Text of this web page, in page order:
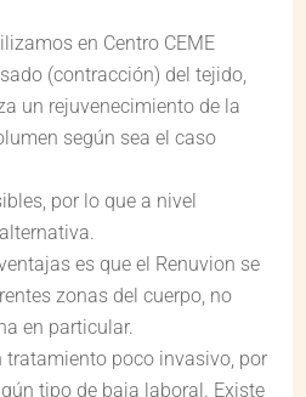
en Centro CEME
(contracción) del tejido,
un rejuvenecimiento de la
según sea el caso
por lo que a nivel
es que el Renuvion se
zonas del cuerpo, no
en particular.
tratamiento poco invasivo, por
tipo de baja laboral. Existe